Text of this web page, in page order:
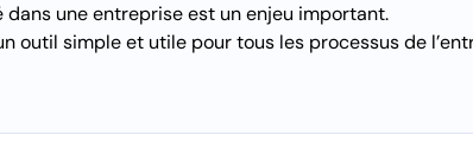
dans une entreprise est un enjeu important.
outil simple et utile pour tous les processus de